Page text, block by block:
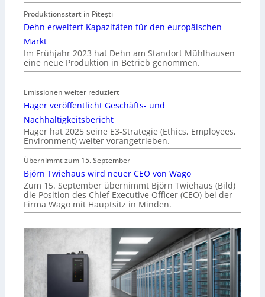
Produktionsstart in Piteşti
Dehn erweitert Kapazitäten für den europäischen
Markt
Im Frühjahr 2023 hat Dehn am Standort Mühlhausen
eine neue Produktion in Betrieb genommen.
Emissionen weiter reduziert
Hager veröffentlicht Geschäfts- und
Nachhaltigkeitsbericht
Hager hat 2025 seine E3-Strategie (Ethics, Employees,
Environment) weiter vorangetrieben.
Übernimmt zum 15. September
Björn Twiehaus wird neuer CEO von Wago
Zum 15. September übernimmt Björn Twiehaus (Bild)
die Position des Chief Executive Officer (CEO) bei der
Firma Wago mit Hauptsitz in Minden.